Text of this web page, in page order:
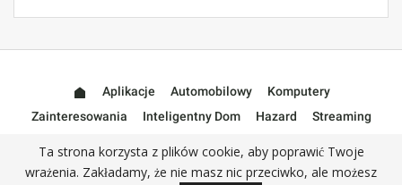
Aplikacje Automobilowy
Komputery
Zainteresowania
Inteligentny Dom Hazard
Streaming
Ta strona korzysta z plików cookie, aby poprawić Twoje
wrażenia. Zakładamy, że nie masz nic przeciwko, ale możesz